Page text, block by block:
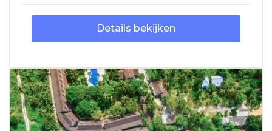
Details bekijken